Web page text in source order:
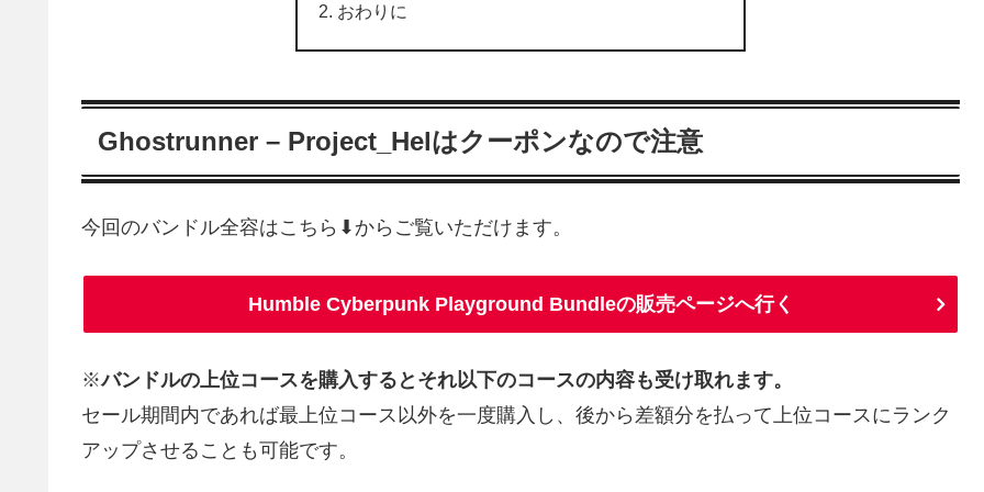
おわりに
Ghostrunner – Project_Helはクーポンなので注意
今回のバンドル全容はこちら⬇からご覧いただけます。
Humble Cyberpunk Playground Bundleの販売ページへ行く
※バンドルの上位コースを購入するとそれ以下のコースの内容も受け取れます。
セール期間内であれば最上位コース以外を一度購入し、後から差額分を払って上位コースにランク
アップさせることも可能です。